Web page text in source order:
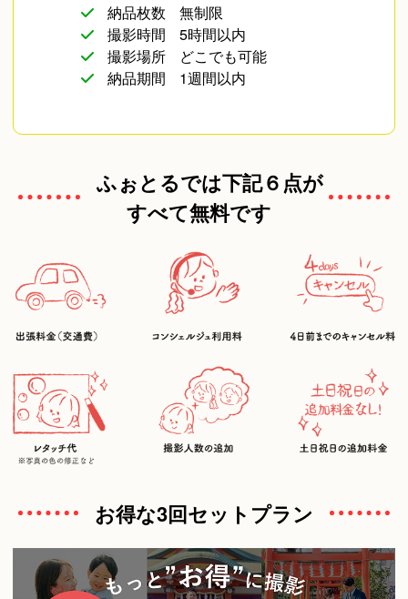
菊川えりこ
kein
鈴木 亮
納品枚数
無制限
撮影時間
5時間以内
撮影場所
どこでも可能
納品期間
1週間以内
ふぉとるでは下記６点が
すべて無料です
お得な3回セットプラン